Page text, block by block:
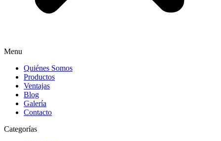
Menu
Quiénes Somos
Productos
Ventajas
Blog
Galería
Contacto
Categorías